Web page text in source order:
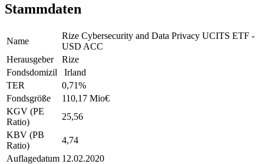
Stammdaten
Name
Rize Cybersecurity and Data Privacy UCITS ETF -
USD ACC
Herausgeber
Rize
Fondsdomizil
Irland
TER
0,71%
Fondsgröße
110,17 Mio€
KGV (PE
Ratio)
25,56
KBV (PB
Ratio)
4,74
Auflagedatum 12.02.2020